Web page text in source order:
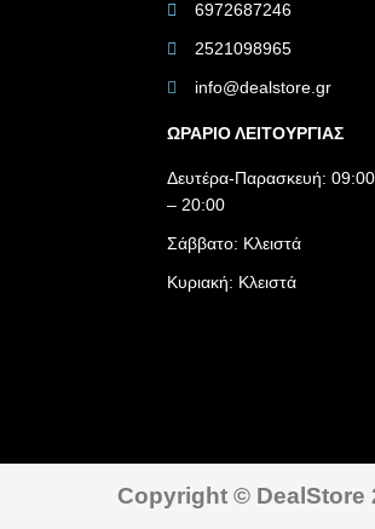
6972687246
2521098965
info@dealstore.gr
ΩΡΑΡΙΟ ΛΕΙΤΟΥΡΓΙΑΣ​
Δευτέρα-Παρασκευή: 09:00
– 20:00
Σάββατο: Κλειστά
Κυριακή: Κλειστά
Copyright © DealStore